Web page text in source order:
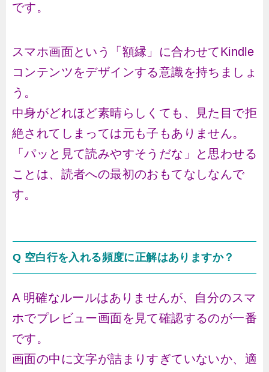
です。
スマホ画面という「額縁」に合わせてKindle
コンテンツをデザインする意識を持ちましょ
う。
中身がどれほど素晴らしくても、見た目で拒
絶されてしまっては元も子もありません。
「パッと見て読みやすそうだな」と思わせる
ことは、読者への最初のおもてなしなんで
す。
Q 空白行を入れる頻度に正解はありますか？
A 明確なルールはありませんが、自分のスマ
ホでプレビュー画面を見て確認するのが一番
です。
画面の中に文字が詰まりすぎていないか、適